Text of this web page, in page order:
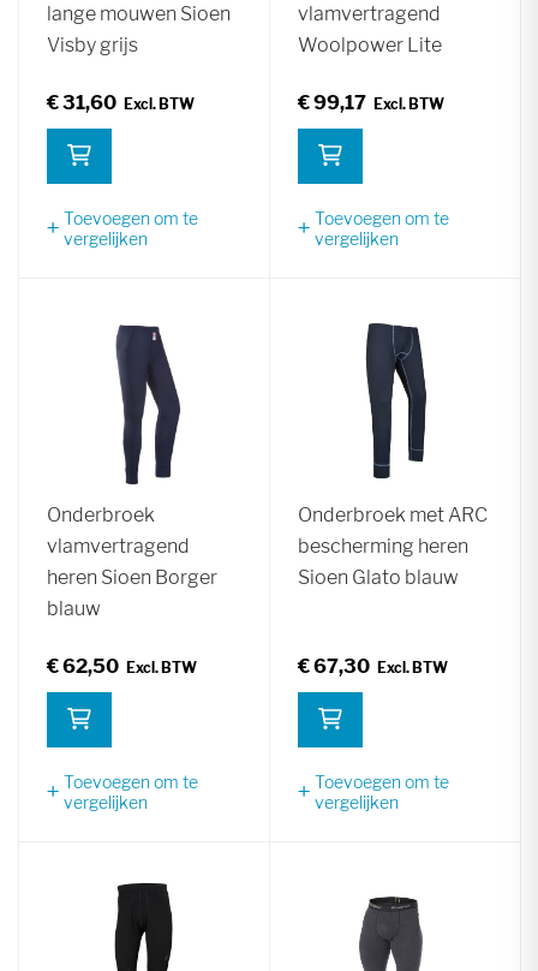
lange mouwen Sioen
Visby grijs
€ 31,60
Toevoegen om te
vergelijken
vlamvertragend
Woolpower Lite
€ 99,17
Toevoegen om te
vergelijken
Onderbroek
vlamvertragend
heren Sioen Borger
blauw
€ 62,50
Toevoegen om te
vergelijken
Onderbroek met ARC
bescherming heren
Sioen Glato blauw
€ 67,30
Toevoegen om te
vergelijken